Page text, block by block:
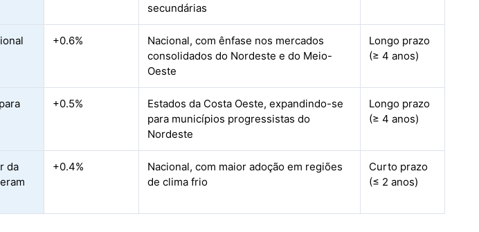
secundárias
+0.6%
Nacional, com ênfase nos mercados
consolidados do Nordeste e do Meio-
Oeste
Longo prazo
(≥ 4 anos)
+0.5%
Estados da Costa Oeste, expandindo-se
para municípios progressistas do
Nordeste
Longo prazo
(≥ 4 anos)
da
+0.4%
Nacional, com maior adoção em regiões
de clima frio
Curto prazo
(≤ 2 anos)